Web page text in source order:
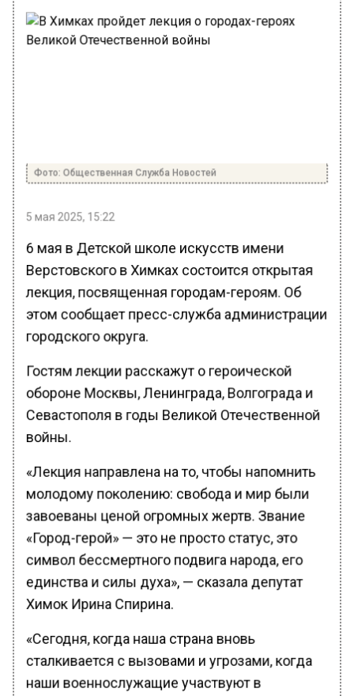
Фото: Общественная Служба Новостей
5 мая 2025, 15:22
6 мая в Детской школе искусств имени
Верстовского в Химках состоится открытая
лекция, посвященная городам-героям. Об
этом сообщает пресс-служба администрации
городского округа.
Гостям лекции расскажут о героической
обороне Москвы, Ленинграда, Волгограда и
Севастополя в годы Великой Отечественной
войны.
«Лекция направлена на то, чтобы напомнить
молодому поколению: свобода и мир были
завоеваны ценой огромных жертв. Звание
«Город-герой» — это не просто статус, это
символ бессмертного подвига народа, его
единства и силы духа», — сказала депутат
Химок Ирина Спирина.
«Сегодня, когда наша страна вновь
сталкивается с вызовами и угрозами, когда
наши военнослужащие участвуют в